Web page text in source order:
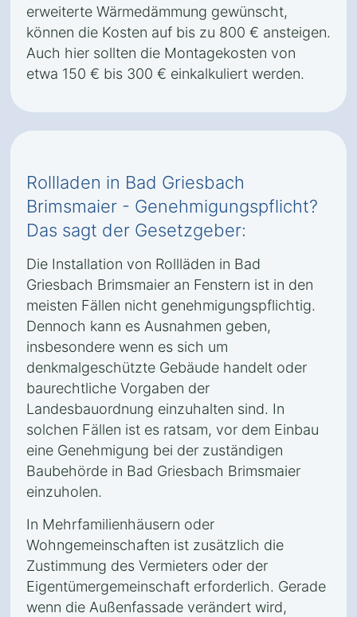
erweiterte Wärmedämmung gewünscht,
können die Kosten auf bis zu 800 € ansteigen.
Auch hier sollten die Montagekosten von
etwa 150 € bis 300 € einkalkuliert werden.
Rollladen in Bad Griesbach
Brimsmaier - Genehmigungspflicht?
Das sagt der Gesetzgeber:
Die Installation von Rollläden in Bad
Griesbach Brimsmaier an Fenstern ist in den
meisten Fällen nicht genehmigungspflichtig.
Dennoch kann es Ausnahmen geben,
insbesondere wenn es sich um
denkmalgeschützte Gebäude handelt oder
baurechtliche Vorgaben der
Landesbauordnung einzuhalten sind. In
solchen Fällen ist es ratsam, vor dem Einbau
eine Genehmigung bei der zuständigen
Baubehörde in Bad Griesbach Brimsmaier
einzuholen.
In Mehrfamilienhäusern oder
Wohngemeinschaften ist zusätzlich die
Zustimmung des Vermieters oder der
Eigentümergemeinschaft erforderlich. Gerade
wenn die Außenfassade verändert wird,